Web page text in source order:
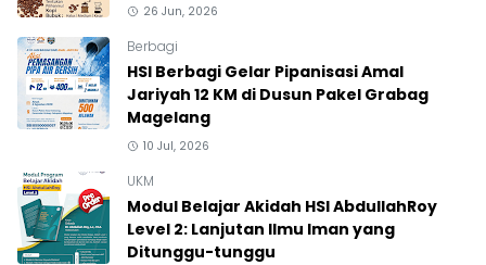
26 Jun, 2026
Berbagi
HSI Berbagi Gelar Pipanisasi Amal
Jariyah 12 KM di Dusun Pakel Grabag
Magelang
10 Jul, 2026
UKM
Modul Belajar Akidah HSI AbdullahRoy
Level 2: Lanjutan Ilmu Iman yang
Ditunggu-tunggu